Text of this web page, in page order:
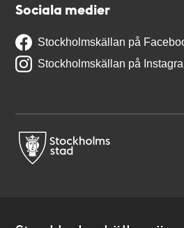
Sociala medier
Stockholmskällan på
Stockholmskällan på